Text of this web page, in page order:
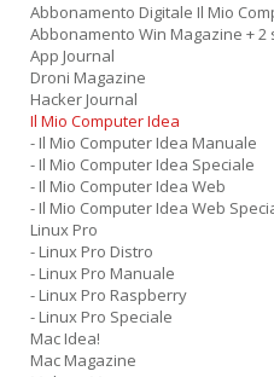
Abbonamento Digitale Il Mio
Abbonamento Win Magazine + 2
App Journal
Droni Magazine
Hacker Journal
Il Mio Computer Idea
- Il Mio Computer Idea Manuale
- Il Mio Computer Idea Speciale
- Il Mio Computer Idea Web
- Il Mio Computer Idea Web
Linux Pro
- Linux Pro Distro
- Linux Pro Manuale
- Linux Pro Raspberry
- Linux Pro Speciale
Mac Idea!
Mac Magazine